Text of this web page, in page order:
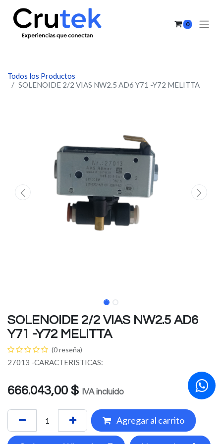
0
Todos los Productos
SOLENOIDE 2/2 VIAS NW2.5 AD6 Y71 -Y72 MELITTA
SOLENOIDE 2/2 VIAS NW2.5 AD6
Y71 -Y72 MELITTA
(0 reseña)
27013 -CARACTERISTICAS:
666.043,00 $ IVA incluido
Agregar al carrito